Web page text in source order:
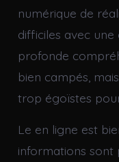
numérique de
difficiles avec
profonde
bien campés,
trop égoïstes
Le en ligne est
informations sont